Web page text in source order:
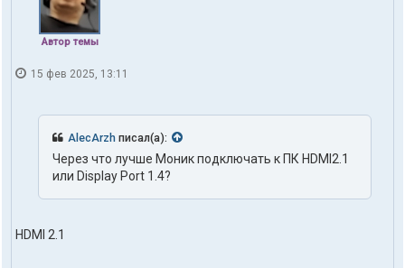
Автор темы
15 фев 2025, 13:11
AlecArzh писал(а):
Через что лучше Моник подключать к ПК HDMI2.1
или Display Port 1.4?
HDMI 2.1